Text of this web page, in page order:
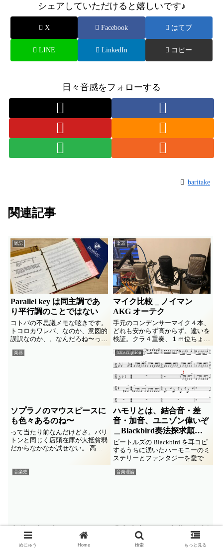
シェアしていただけると嬉しいです♪
X Facebook はてブ
LINE LinkedIn コピー
日々音感をフォローする
baritake
関連記事
雑記
Parallel key は同主調であ
り平行調のことではない
コトバの不思議メモな呟きです。
トコロカワレバ、なのか、意図的
誤訳なのか、、なんだろね〜って
楽器
マイク比較 _ ノイマン
AKG オーテク
手元のコンデンサーマイク４本、
どれも安からず高からず。違いを
検証。クラ４重奏、１ｍ位ちょい
オフ気味に４本並べて同時録音
で。ノイマン TLM103、AKG
C214 と C480B、オーテク
AT4040
楽器
ソプラノのマウスピースに
も色々あるのね〜
って当たり前なんだけどさ。バリ
トンと同じく店頭在庫が大抵貧弱
だからなかなか試せない。 高校
てくれた古～～い Vandoren S-35
がかなり佳くて20数年それ１
transcription
ハモリとは、結合音・差
音・加音、ユニゾン偉いぞ
＿Blackbird奏法探求顛末
その２
ビートルズの Blackbird を耳コピ
するうちに湧いたハーモニーのミ
ステリーとファンタジーを愛でる
メモ書き。結合音・差音・共鳴・
倍音・ユニゾンの偉さ、などな
音楽史
音階の生い立ちをサラっと
音楽理論
非和声音という言葉を解剖
する入口
めにゅう Home 検索 もっと見る